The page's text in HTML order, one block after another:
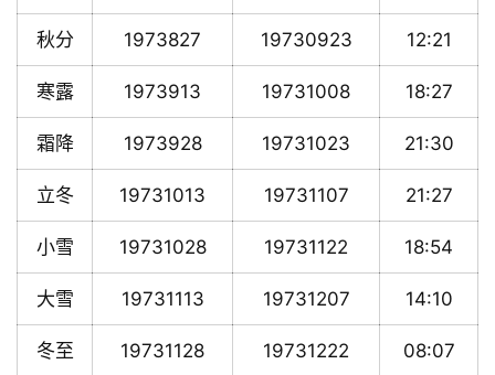
秋分 1973827 19730923 12:21
寒露 1973913 19731008 18:27
霜降 1973928 19731023 21:30
立冬 19731013 19731107 21:27
小雪 19731028 19731122 18:54
大雪 19731113 19731207 14:10
冬至 19731128 19731222 08:07